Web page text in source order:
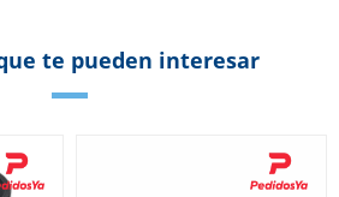
te pueden interesar